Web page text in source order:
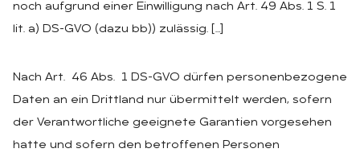
noch aufgrund einer Einwilligung nach Art. 49 Abs. 1 S. 1
lit. a) DS-GVO (dazu bb)) zulässig. […]
Nach Art. 46 Abs. 1 DS-GVO dürfen personenbezogene
Daten an ein Drittland nur übermittelt werden, sofern
der Verantwortliche geeignete Garantien vorgesehen
hatte und sofern den betroffenen Personen